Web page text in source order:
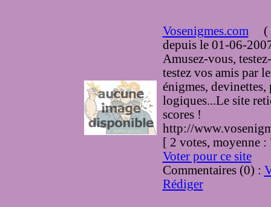
Vosenigmes.com (
depuis le 01-06-
Amusez-vous,
testez vos amis par
énigmes, devinettes,
logiques...Le site
scores !
http://
[ 2 votes,
Voter pour ce site
Commentaires (0) :
Rédiger